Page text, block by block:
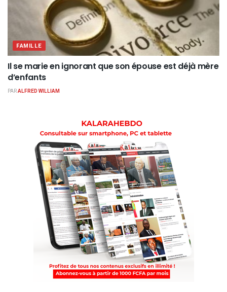
FAMILLE
Il se marie en ignorant que son épouse est déjà mère
d’enfants
PARALFRED WILLIAM